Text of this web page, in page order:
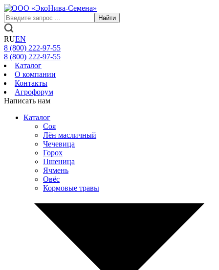
Найти
RUEN
8 (800) 222-97-55
8 (800) 222-97-55
Каталог
О компании
Контакты
Агрофорум
Написать нам
Каталог
Соя
Лён масличный
Чечевица
Горох
Пшеница
Ячмень
Овёс
Кормовые травы